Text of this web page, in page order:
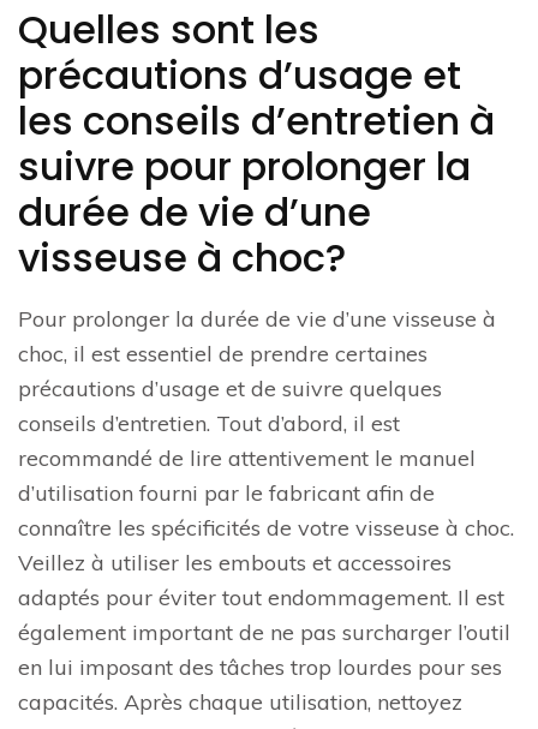
Quelles sont les
précautions d’usage et
les conseils d’entretien à
suivre pour prolonger la
durée de vie d’une
visseuse à choc?
Pour prolonger la durée de vie d’une visseuse à
choc, il est essentiel de prendre certaines
précautions d’usage et de suivre quelques
conseils d’entretien. Tout d’abord, il est
recommandé de lire attentivement le manuel
d’utilisation fourni par le fabricant afin de
connaître les spécificités de votre visseuse à choc.
Veillez à utiliser les embouts et accessoires
adaptés pour éviter tout endommagement. Il est
également important de ne pas surcharger l’outil
en lui imposant des tâches trop lourdes pour ses
capacités. Après chaque utilisation, nettoyez